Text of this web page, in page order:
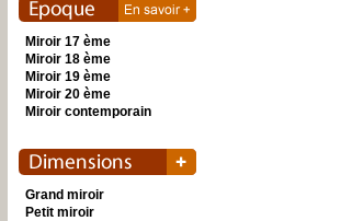
Miroir 17 ème
Miroir 18 ème
Miroir 19 ème
Miroir 20 ème
Miroir contemporain
Grand miroir
Petit miroir